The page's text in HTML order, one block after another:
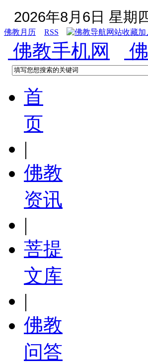
2026年8月6日 星期
佛教月历 RSS 加
佛教手机网
首
页
|
佛教
资讯
|
菩提
文库
|
佛教
问答